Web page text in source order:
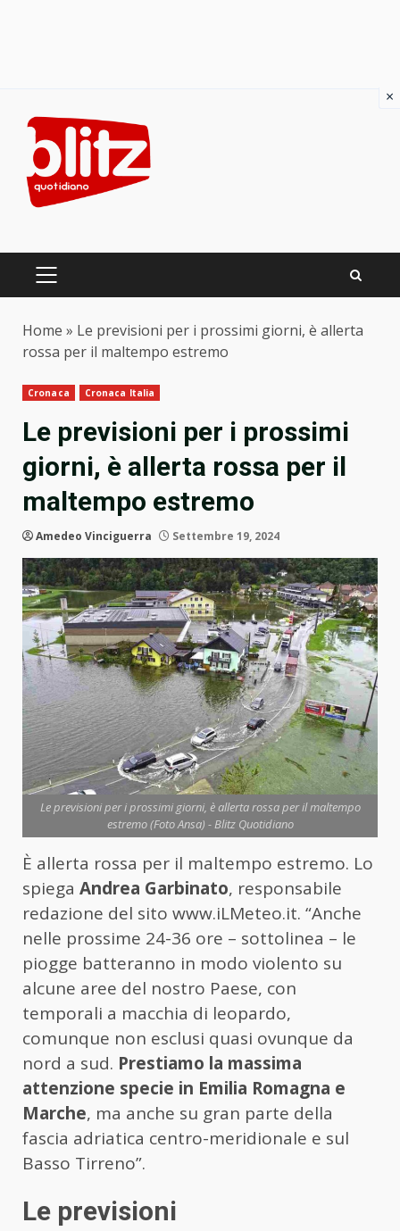
content
PRIMARY
Home » Le previsioni per i prossimi giorni, è allerta
rossa per il maltempo estremo
Cronaca Cronaca Italia
Le previsioni per i prossimi
giorni, è allerta rossa per il
maltempo estremo
Amedeo Vinciguerra Settembre 19, 2024
Le previsioni per i prossimi giorni, è allerta rossa per il maltempo
estremo (Foto Ansa) - Blitz Quotidiano
È allerta rossa per il maltempo estremo. Lo
spiega Andrea Garbinato, responsabile
redazione del sito www.iLMeteo.it. “Anche
nelle prossime 24-36 ore – sottolinea – le
piogge batteranno in modo violento su
alcune aree del nostro Paese, con
temporali a macchia di leopardo,
comunque non esclusi quasi ovunque da
nord a sud. Prestiamo la massima
attenzione specie in Emilia Romagna e
Marche, ma anche su gran parte della
fascia adriatica centro-meridionale e sul
Basso Tirreno”.
Le previsioni
×